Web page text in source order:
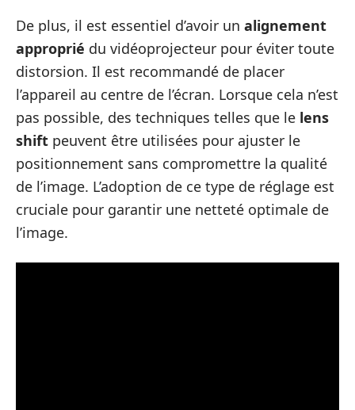
De plus, il est essentiel d’avoir un alignement
approprié du vidéoprojecteur pour éviter toute
distorsion. Il est recommandé de placer
l’appareil au centre de l’écran. Lorsque cela n’est
pas possible, des techniques telles que le lens
shift peuvent être utilisées pour ajuster le
positionnement sans compromettre la qualité
de l’image. L’adoption de ce type de réglage est
cruciale pour garantir une netteté optimale de
l’image.